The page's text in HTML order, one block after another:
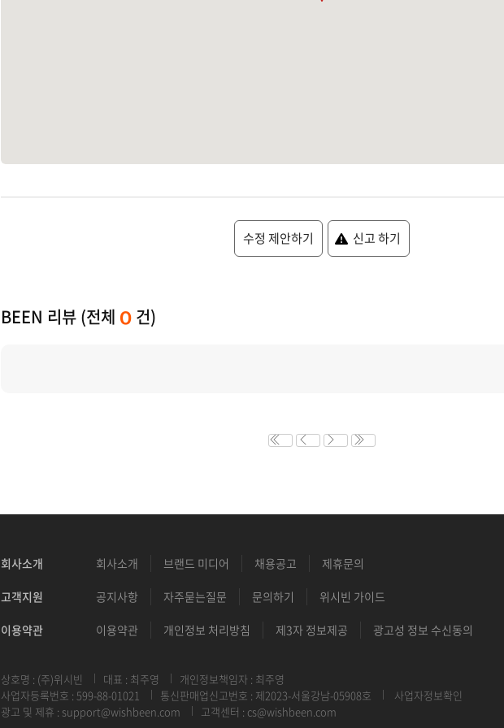
수정 제안하기 신고 하기
BEEN 리뷰 (전체 0 건)
회사소개 회사소개 브랜드 미디어 채용공고 제휴문의
고객지원 공지사항 자주묻는질문 문의하기 위시빈 가이드
이용약관 이용약관 개인정보 처리방침 제3자 정보제공 광고성 정보 수신동의
상호명 : (주)위시빈 대표 : 최주영
개인정보책임자 : 최주영
사업자등록번호 : 599-88-01021
통신판매업신고번호 : 제2023-서울강남-05908호
사업자정보확인
광고 및 제휴 : support@wishbeen.com 고객센터 : cs@wishbeen.com